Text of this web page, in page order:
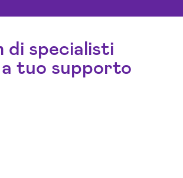
di specialisti
a tuo supporto